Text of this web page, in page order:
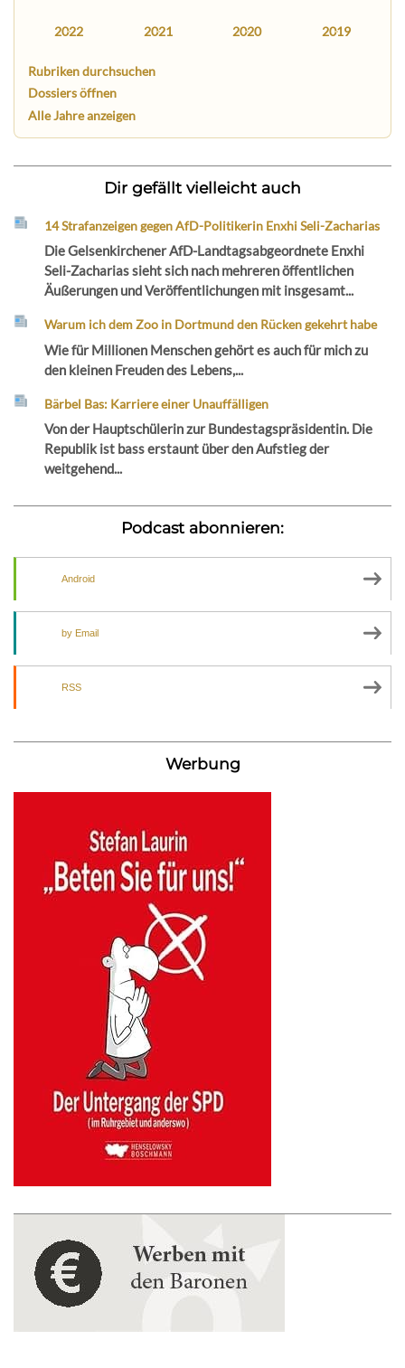
2022 2021 2020 2019
Rubriken durchsuchen
Dossiers öffnen
Alle Jahre anzeigen
Dir gefällt vielleicht auch
14 Strafanzeigen gegen AfD-Politikerin Enxhi Seli-Zacharias
Die Gelsenkirchener AfD-Landtagsabgeordnete Enxhi
Seli-Zacharias sieht sich nach mehreren öffentlichen
Äußerungen und Veröffentlichungen mit insgesamt...
Warum ich dem Zoo in Dortmund den Rücken gekehrt habe
Wie für Millionen Menschen gehört es auch für mich zu
den kleinen Freuden des Lebens,...
Bärbel Bas: Karriere einer Unauffälligen
Von der Hauptschülerin zur Bundestagspräsidentin. Die
Republik ist bass erstaunt über den Aufstieg der
weitgehend...
Podcast abonnieren:
Android
by Email
RSS
Werbung